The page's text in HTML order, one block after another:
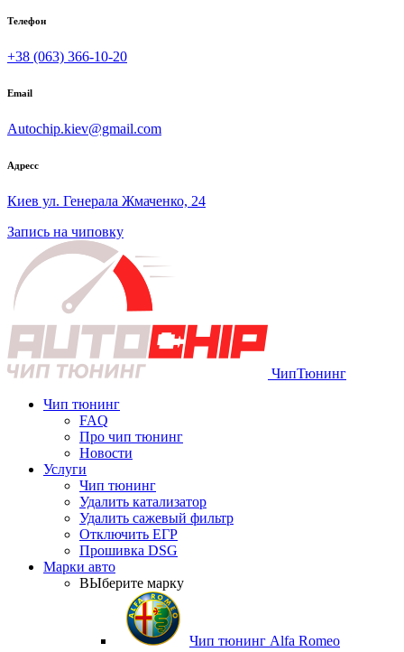
Телефон
+38 (063) 366-10-20
Email
Autochip.kiev@gmail.com
Адресс
Киев ул. Генерала Жмаченко, 24
Запись на чиповку
ЧипТюнинг
Чип тюнинг
FAQ
Про чип тюнинг
Новости
Услуги
Чип тюнинг
Удалить катализатор
Удалить сажевый фильтр
Отключить ЕГР
Прошивка DSG
Марки авто
ВЫберите марку
Чип тюнинг Alfa Romeo